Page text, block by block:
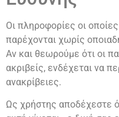
Οι πληροφορίες οι
παρέχονται χωρίς
Αν και θεωρούμε ότι οι
ακριβείς, ενδέχεται να
ανακρίβειες.
Ως χρήστης αποδέχεστε